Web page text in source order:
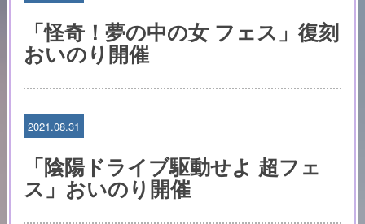
「怪奇！夢の中の女 フェス」復刻
おいのり開催
2021.08.31
「陰陽ドライブ駆動せよ 超フェ
ス」おいのり開催